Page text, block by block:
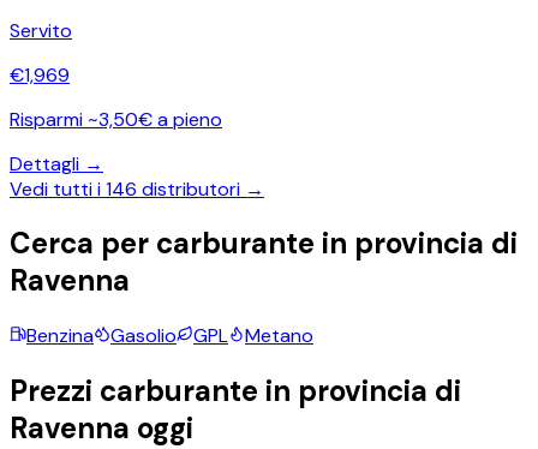
Servito
€1,969
Risparmi ~3,50€ a pieno
Dettagli →
Vedi tutti i146 distributori →
Cerca per carburante in provincia di
Ravenna
Benzina Gasolio GPL Metano
Prezzi carburante in provincia di
Ravenna oggi